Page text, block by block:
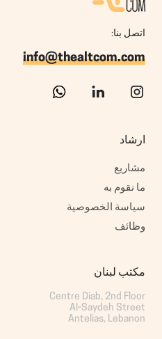
اتصل بنا:
info@thealtcom.com
ارشاد
مشاريع
ما نقوم به
سياسة الخصوصية
وظائف
مكتب لبنان
Antelias, Lebanon